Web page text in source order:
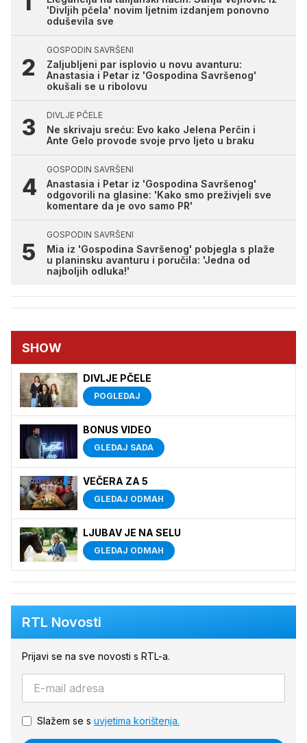
'Divljih pčela' novim ljetnim izdanjem ponovno
oduševila sve
GOSPODIN SAVRŠENI
Zaljubljeni par isplovio u novu avanturu:
Anastasia i Petar iz 'Gospodina Savršenog'
okušali se u ribolovu
DIVLJE PČELE
Ne skrivaju sreću: Evo kako Jelena Perčin i
Ante Gelo provode svoje prvo ljeto u braku
GOSPODIN SAVRŠENI
Anastasia i Petar iz 'Gospodina Savršenog'
odgovorili na glasine: 'Kako smo preživjeli sve
komentare da je ovo samo PR'
GOSPODIN SAVRŠENI
Mia iz 'Gospodina Savršenog' pobjegla s plaže
u planinsku avanturu i poručila: 'Jedna od
najboljih odluka!'
SHOW
DIVLJE PČELE
POGLEDAJ
BONUS VIDEO
GLEDAJ SADA
VEČERA ZA 5
GLEDAJ ODMAH
LJUBAV JE NA SELU
GLEDAJ ODMAH
RTL Novosti
Prijavi se na sve novosti s RTL-a.
Slažem se s uvjetima korištenja.